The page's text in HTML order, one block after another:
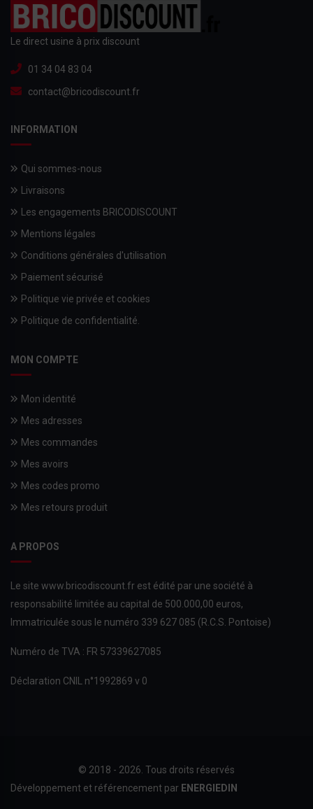
Le direct usine à prix discount
01 34 04 83 04
contact@bricodiscount.fr
INFORMATION
Qui sommes-nous
Livraisons
Les engagements BRICODISCOUNT
Mentions légales
Conditions générales d'utilisation
Paiement sécurisé
Politique vie privée et cookies
Politique de confidentialité.
MON COMPTE
Mon identité
Mes adresses
Mes commandes
Mes avoirs
Mes codes promo
Mes retours produit
A PROPOS
Le site www.bricodiscount.fr est édité par une société à
responsabilité limitée au capital de 500.000,00 euros,
Immatriculée sous le numéro 339 627 085 (R.C.S. Pontoise)
Numéro de TVA : FR 57339627085
Déclaration CNIL n°1992869 v 0
© 2018 - 2026. Tous droits réservés
Développement et référencement par ENERGIEDIN